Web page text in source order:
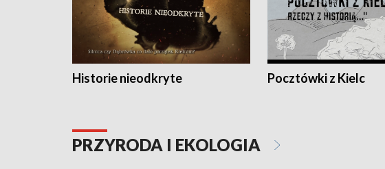
Historie nieodkryte Pocztówki z Kielc
PRZYRODA I EKOLOGIA